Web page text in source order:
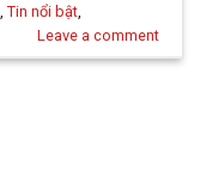
,Tin nổi bật
Leave a comment